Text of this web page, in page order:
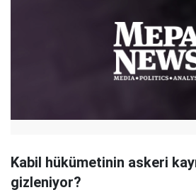
Kabil hükümetinin askeri
gizleniyor?